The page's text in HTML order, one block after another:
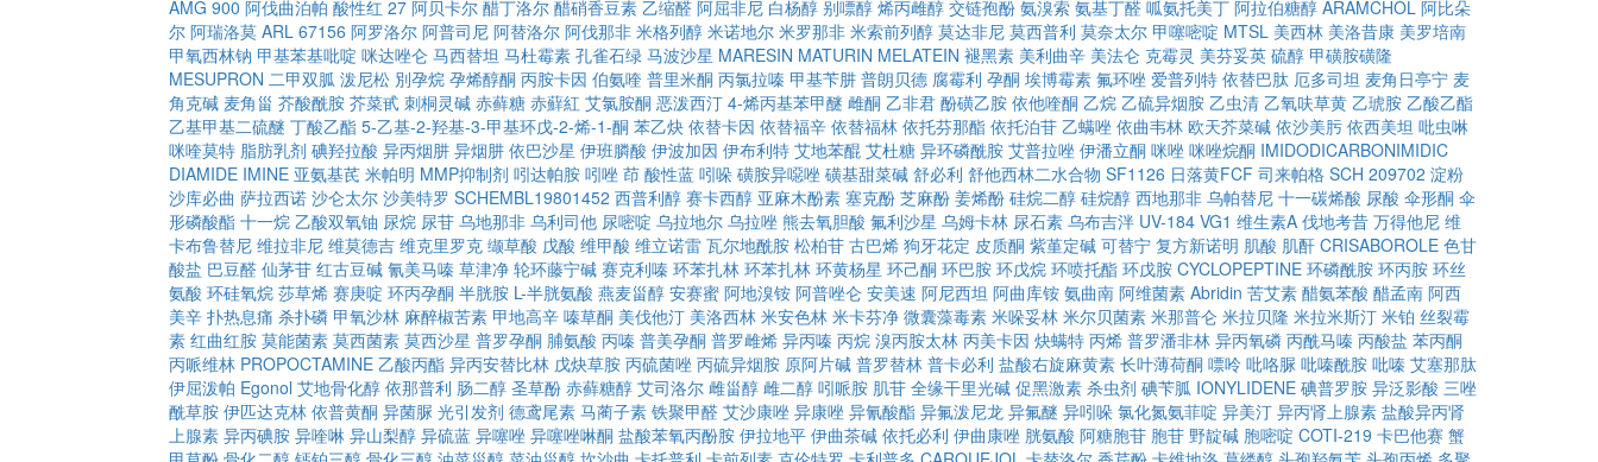
AMG 900 阿伐曲泊帕 酸性红 27 阿贝卡尔 醋丁洛尔 醋硝香豆素 乙缩醛 阿屈非尼 白杨醇 别嘌醇 烯丙雌醇 交链孢酚 氨溴索 氨基丁醛 呱氨托美丁 阿拉伯糖醇 ARAMCHOL 阿比朵
尔 阿瑞洛莫 ARL 67156 阿罗洛尔 阿普司尼 阿替洛尔 阿伐那非 米格列醇 米诺地尔 米罗那非 米索前列醇 莫达非尼 莫西普利 莫奈太尔 甲噻嘧啶 MTSL 美西林 美洛昔康 美罗培南
甲氧西林钠 甲基苯基吡啶 咪达唑仑 马西替坦 马杜霉素 孔雀石绿 马波沙星 MARESIN MATURIN MELATEIN 褪黑素 美利曲辛 美法仑 克霉灵 美芬妥英 硫醇 甲磺胺磺隆
MESUPRON 二甲双胍 泼尼松 別孕烷 孕烯醇酮 丙胺卡因 伯氨喹 普里米酮 丙氯拉嗪 甲基苄肼 普朗贝德 腐霉利 孕酮 埃博霉素 氟环唑 爱普列特 依替巴肽 厄多司坦 麦角日亭宁 麦
角克碱 麦角甾 芥酸酰胺 芥菜甙 刺桐灵碱 赤藓糖 赤蘚紅 艾氯胺酮 恶泼西汀 4-烯丙基苯甲醚 雌酮 乙非君 酚磺乙胺 依他喹酮 乙烷 乙硫异烟胺 乙虫清 乙氧呋草黄 乙琥胺 乙酸乙酯
乙基甲基二硫醚 丁酸乙酯 5-乙基-2-羟基-3-甲基环戊-2-烯-1-酮 苯乙炔 依替卡因 依替福辛 依替福林 依托芬那酯 依托泊苷 乙螨唑 依曲韦林 欧天芥菜碱 依沙美肟 依西美坦 吡虫啉
咪喹莫特 脂肪乳剂 碘羟拉酸 异丙烟肼 异烟肼 依巴沙星 伊班膦酸 伊波加因 伊布利特 艾地苯醌 艾杜糖 异环磷酰胺 艾普拉唑 伊潘立酮 咪唑 咪唑烷酮 IMIDODICARBONIMIDIC
DIAMIDE IMINE 亚氨基芪 米帕明 MMP抑制剂 吲达帕胺 吲唑 茚 酸性蓝 吲哚 磺胺异噁唑 磺基甜菜碱 舒必利 舒他西林二水合物 SF1126 日落黄FCF 司来帕格 SCH 209702 淀粉
沙库必曲 萨拉西诺 沙仑太尔 沙美特罗 SCHEMBL19801452 西普利醇 赛卡西醇 亚麻木酚素 塞克酚 芝麻酚 姜烯酚 硅烷二醇 硅烷醇 西地那非 乌帕替尼 十一碳烯酸 尿酸 伞形酮 伞
形磷酸酯 十一烷 乙酸双氧铀 尿烷 尿苷 乌地那非 乌利司他 尿嘧啶 乌拉地尔 乌拉唑 熊去氧胆酸 氟利沙星 乌姆卡林 尿石素 乌布吉泮 UV-184 VG1 维生素A 伐地考昔 万得他尼 维
卡布鲁替尼 维拉非尼 维莫德吉 维克里罗克 缬草酸 戊酸 维甲酸 维立诺雷 瓦尔地酰胺 松柏苷 古巴烯 狗牙花定 皮质酮 紫堇定碱 可替宁 复方新诺明 肌酸 肌酐 CRISABOROLE 色甘
酸盐 巴豆醛 仙茅苷 红古豆碱 氰美马嗪 草津净 轮环藤宁碱 赛克利嗪 环苯扎林 环苯扎林 环黄杨星 环己酮 环巴胺 环戊烷 环喷托酯 环戊胺 CYCLOPEPTINE 环磷酰胺 环丙胺 环丝
氨酸 环硅氧烷 莎草烯 赛庚啶 环丙孕酮 半胱胺 L-半胱氨酸 燕麦甾醇 安赛蜜 阿地溴铵 阿普唑仑 安美速 阿尼西坦 阿曲库铵 氨曲南 阿维菌素 Abridin 苦艾素 醋氨苯酸 醋孟南 阿西
美辛 扑热息痛 杀扑磷 甲氧沙林 麻醉椒苦素 甲地高辛 嗪草酮 美伐他汀 美洛西林 米安色林 米卡芬净 微囊藻毒素 米哚妥林 米尔贝菌素 米那普仑 米拉贝隆 米拉米斯汀 米铂 丝裂霉
素 红曲红胺 莫能菌素 莫西菌素 莫西沙星 普罗孕酮 脯氨酸 丙嗪 普美孕酮 普罗雌烯 异丙嗪 丙烷 溴丙胺太林 丙美卡因 炔螨特 丙烯 普罗潘非林 异丙氧磷 丙酰马嗪 丙酸盐 苯丙酮
丙哌维林 PROPOCTAMINE 乙酸丙酯 异丙安替比林 戊炔草胺 丙硫菌唑 丙硫异烟胺 原阿片碱 普罗替林 普卡必利 盐酸右旋麻黄素 长叶薄荷酮 嘌呤 吡咯脲 吡嗪酰胺 吡嗪 艾塞那肽
伊屈泼帕 Egonol 艾地骨化醇 依那普利 肠二醇 圣草酚 赤藓糖醇 艾司洛尔 雌甾醇 雌二醇 吲哌胺 肌苷 全缘干里光碱 促黑激素 杀虫剂 碘苄胍 IONYLIDENE 碘普罗胺 异泛影酸 三唑
酰草胺 伊匹达克林 依普黄酮 异菌脲 光引发剂 德鸢尾素 马蔺子素 铁聚甲醛 艾沙康唑 异康唑 异氰酸酯 异氟泼尼龙 异氟醚 异吲哚 氯化氮氨菲啶 异美汀 异丙肾上腺素 盐酸异丙肾
上腺素 异丙碘胺 异喹啉 异山梨醇 异硫蓝 异噻唑 异噻唑啉酮 盐酸苯氧丙酚胺 伊拉地平 伊曲茶碱 依托必利 伊曲康唑 胱氨酸 阿糖胞苷 胞苷 野靛碱 胞嘧啶 COTI-219 卡巴他赛 蟹